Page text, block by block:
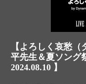
【よろしく哀愁
平先生＆夏ソング
2024.08.10 】